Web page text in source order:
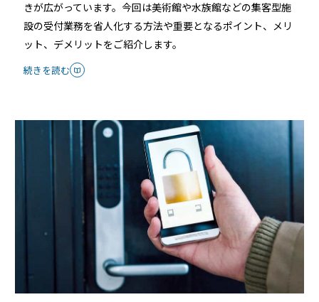
きが広がっています。今回は美術館や水族館などの集客型施
設の受付業務を省人化する方法や重要となるポイント、メリ
ット、デメリットをご紹介します。
続きを読む